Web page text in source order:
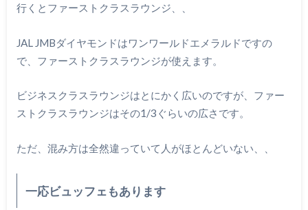
行くとファーストクラスラウンジ、、
JAL JMBダイヤモンドはワンワールドエメラルドですの
で、ファーストクラスラウンジが使えます。
ビジネスクラスラウンジはとにかく広いのですが、ファー
ストクラスラウンジはその1/3ぐらいの広さです。
ただ、混み方は全然違っていて人がほとんどいない、、
一応ビュッフェもあります